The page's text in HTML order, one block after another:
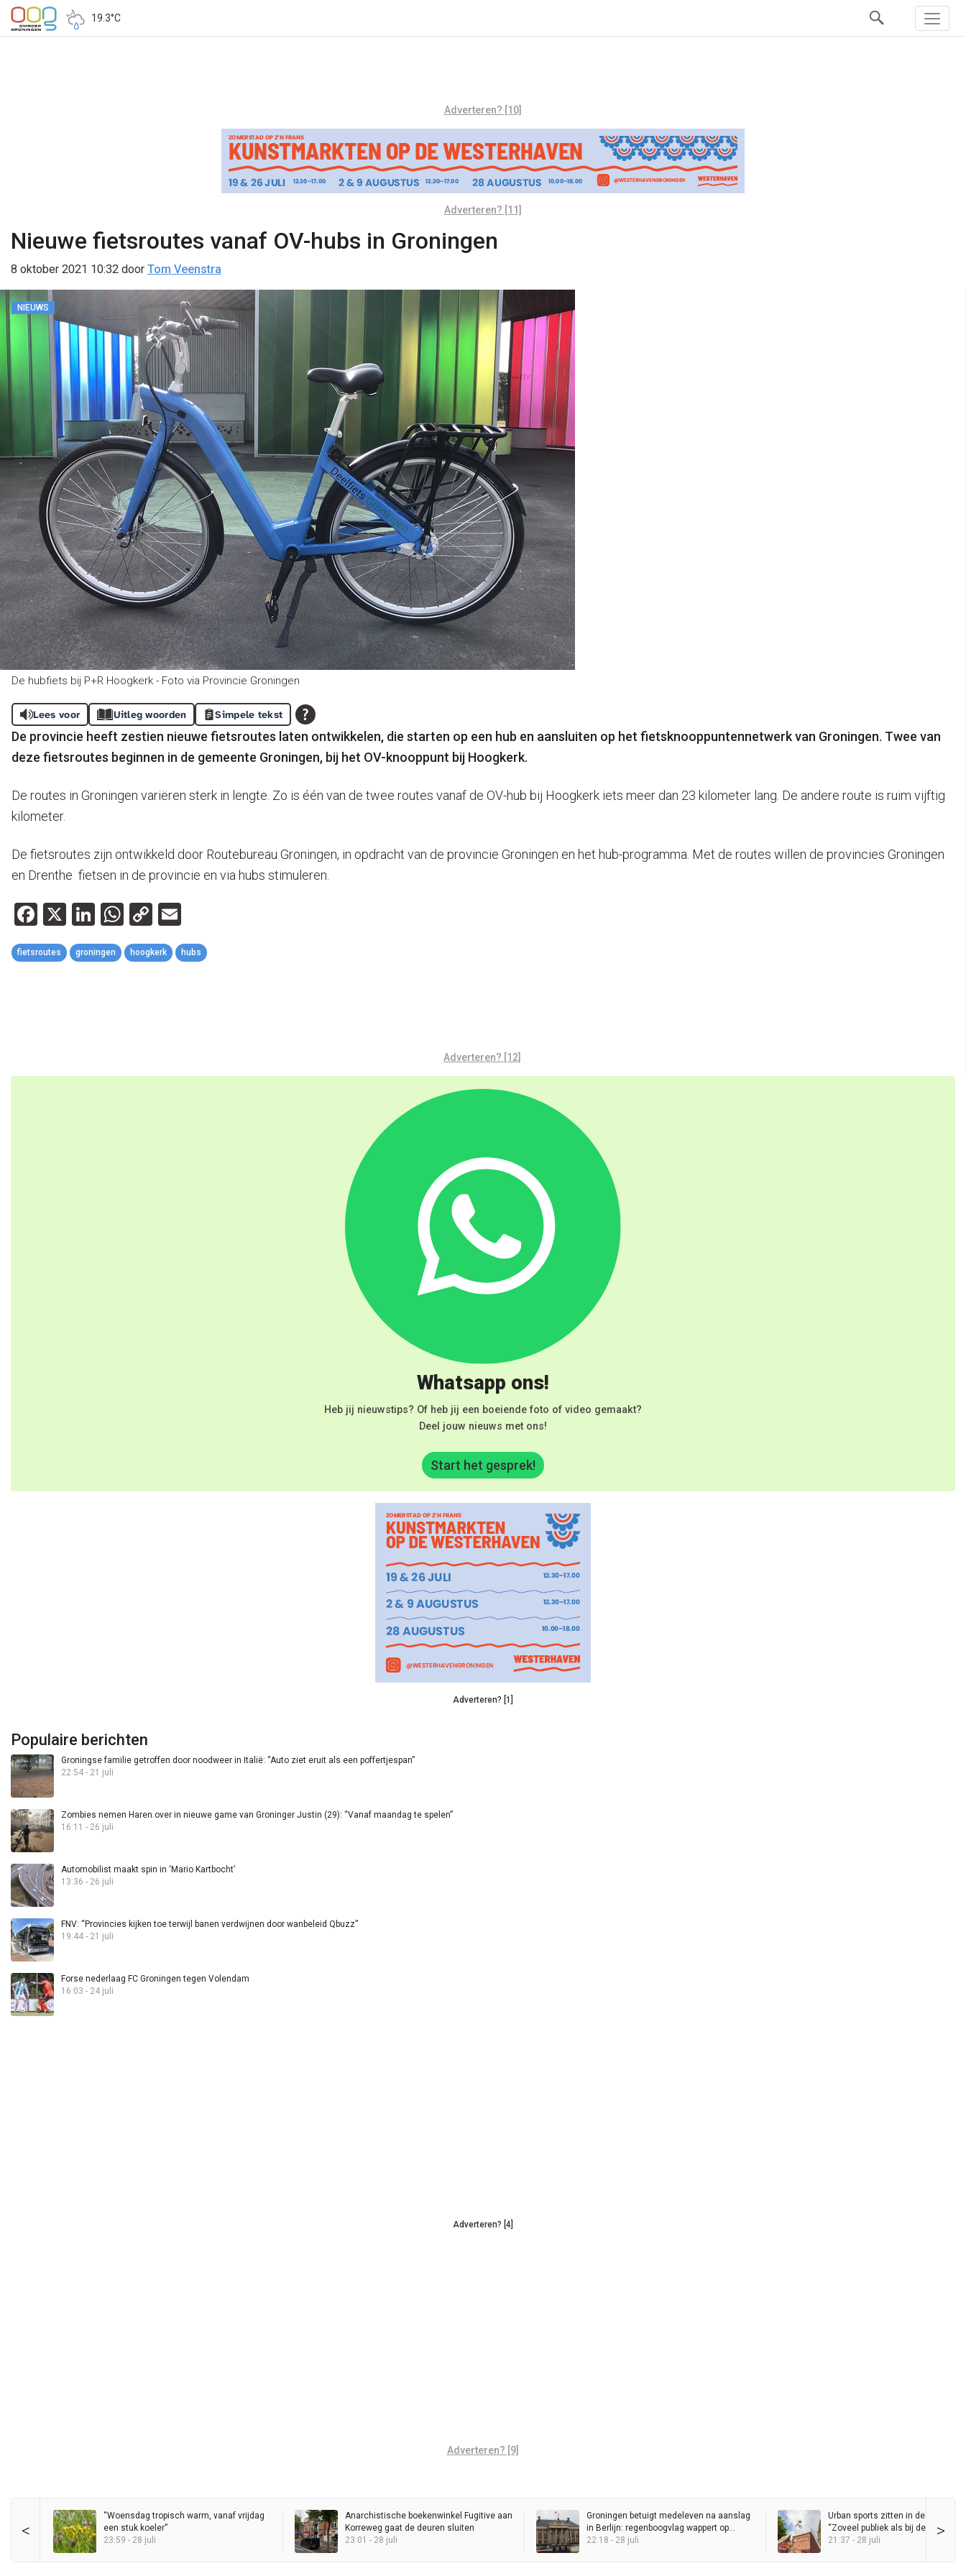
19.3°C
Adverteren? [10]
Adverteren? [11]
Nieuwe fietsroutes vanaf OV-hubs in Groningen
8 oktober 2021 10:32 door Tom Veenstra
NIEUWS
De hubfiets bij P+R Hoogkerk - Foto via Provincie Groningen
Lees voor Uitleg woorden Simpele tekst
De provincie heeft zestien nieuwe fietsroutes laten ontwikkelen, die starten op een hub en aansluiten op het fietsknooppuntennetwerk van Groningen. Twee van
deze fietsroutes beginnen in de gemeente Groningen, bij het OV-knooppunt bij Hoogkerk.
De routes in Groningen variëren sterk in lengte. Zo is één van de twee routes vanaf de OV-hub bij Hoogkerk iets meer dan 23 kilometer lang. De andere route is ruim vijftig
kilometer.
De fietsroutes zijn ontwikkeld door Routebureau Groningen, in opdracht van de provincie Groningen en het hub-programma. Met de routes willen de provincies Groningen
en Drenthe fietsen in de provincie en via hubs stimuleren.
Facebook
X LinkedIn
WhatsApp
Copy
Link
fietsroutes groningen hoogkerk hubs
Adverteren? [12]
Whatsapp ons!
Heb jij nieuwstips? Of heb jij een boeiende foto of video gemaakt?
Deel jouw nieuws met ons!
Start het gesprek!
Adverteren? [1]
Populaire berichten
Groningse familie getroffen door noodweer in Italië: “Auto ziet eruit als een poffertjespan”
22:54 - 21 juli
Zombies nemen Haren over in nieuwe game van Groninger Justin (29): “Vanaf maandag te spelen”
16:11 - 26 juli
Automobilist maakt spin in ‘Mario Kartbocht’
13:36 - 26 juli
FNV: “Provincies kijken toe terwijl banen verdwijnen door wanbeleid Qbuzz”
19:44 - 21 juli
Forse nederlaag FC Groningen tegen Volendam
16:03 - 24 juli
Adverteren? [4]
Adverteren? [9]
< >
“Woensdag tropisch warm, vanaf vrijdag
een stuk koeler”
23:59 - 28 juli
Anarchistische boekenwinkel Fugitive aan
Korreweg gaat de deuren sluiten
23:01 - 28 juli
Groningen betuigt medeleven na aanslag
in Berlijn: regenboogvlag wappert op
Stadhuis
22:18 - 28 juli
Urban sports zitten in de lift in
“Zoveel publiek als bij de Red Bull
Ride heb ik nog nooit op de Grote
21:37 - 28 juli